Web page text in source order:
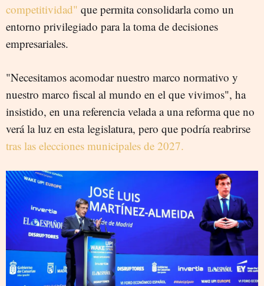
competitividad" que permita consolidarla como un
entorno privilegiado para la toma de decisiones
empresariales.
"Necesitamos acomodar nuestro marco normativo y
nuestro marco fiscal al mundo en el que vivimos", ha
insistido, en una referencia velada a una reforma que no
verá la luz en esta legislatura, pero que podría reabrirse
tras las elecciones municipales de 2027.